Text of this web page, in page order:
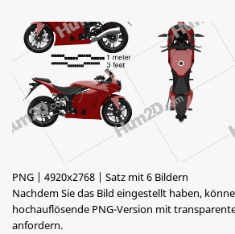
PNG | 4920x2768 | Satz mit 6 Bildern
Nachdem Sie das Bild eingestellt haben,
hochauflösende PNG-Version mit
anfordern.